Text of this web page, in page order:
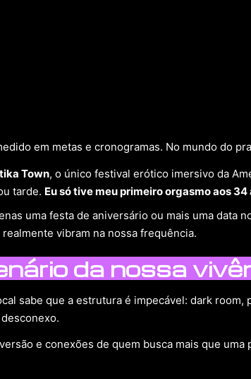
em metas e cronogramas. No mundo do
Town, o único festival erótico imersivo da
tarde. Eu só tive meu primeiro orgasmo aos 34
uma festa de aniversário ou mais uma data
vibram na nossa frequência.
da nossa
sabe que a estrutura é impecável: dark
e conexões de quem busca mais que